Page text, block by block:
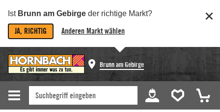
Ist Brunn am Gebirge der richtige Markt?
JA, RICHTIG Anderen Markt wählen
Brunn am Gebirge